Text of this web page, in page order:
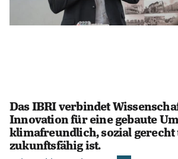
Das IBRI verbindet
Innovation für eine gebaute
klimafreundlich, sozial gerecht
zukunftsfähig ist.